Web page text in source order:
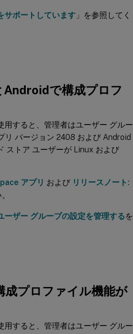
サポートしています 」を参照してく
で構成プロフ
すると、管理者はユーザー グルー
リ バージョン 2408 および Android
ストア ユーザーが Linux および
アプリ および リリースノート:
ザー グループの設定を管理するを
成プロファイル機能が
すると、管理者はユーザー グルー